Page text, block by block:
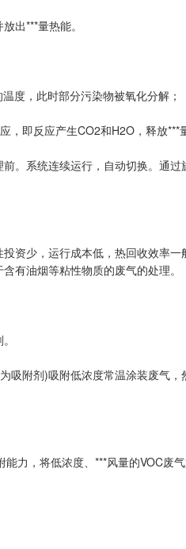
出***量热能。
度，此时部分污染物被氧化分解；
即反应产生CO2和H2O，释放***
。系统连续运行，自动切换。通
资少，运行成本低，热回收效率
有油烟等粘性物质的废气的处理。
附剂)吸附低浓度常温涂装废气
力，将低浓度、***风量的VOC废